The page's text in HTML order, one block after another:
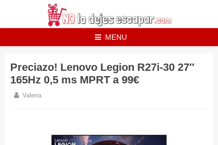
MENU
Preciazo! Lenovo Legion R27i-30 27″
165Hz 0,5 ms MPRT a 99€
Valeria